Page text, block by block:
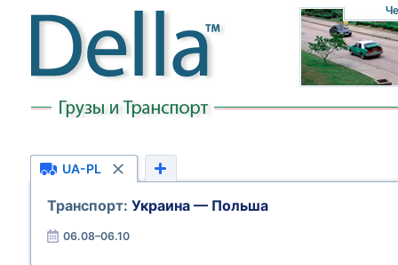
UA-PL
Транспорт: Украина — Польша
06.08–06.10